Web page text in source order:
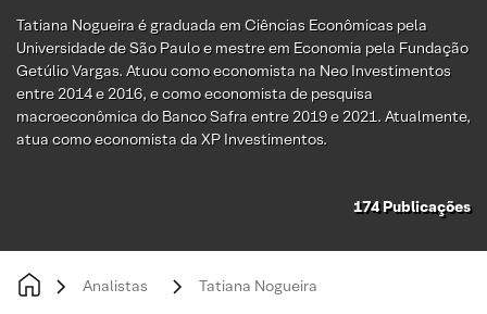
Tatiana Nogueira é graduada em Ciências Econômicas pela
Universidade de São Paulo e mestre em Economia pela Fundação
Getúlio Vargas. Atuou como economista na Neo Investimentos
entre 2014 e 2016, e como economista de pesquisa
macroeconômica do Banco Safra entre 2019 e 2021. Atualmente,
atua como economista da XP Investimentos.
174Publicações
Analistas Tatiana Nogueira